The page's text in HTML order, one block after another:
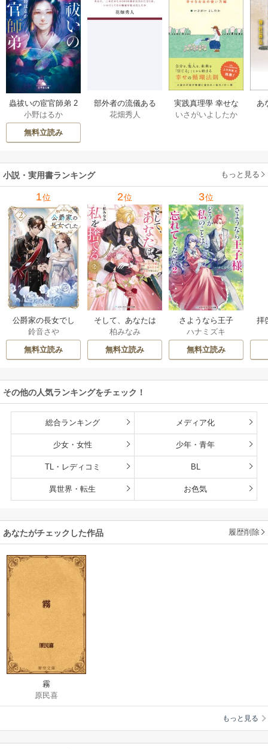
蟲祓いの宦官師弟 2
巻
小野はるか
無料立読み
部外者の流儀ある
日、三木たかしの5
したか 1巻
花畑秀人
実践真理學 幸せな
お金の使い方編 1巻
いさがいよしたか
あ
小説・実用書ランキング もっと見る
1位
公爵家の長女でし
た
鈴音さや
無料立読み
2位
そして、あなたは
私を捨てる
柏みなみ
無料立読み
3位
さようなら王子
様、どうか私のこ
とは忘れてくださ
い
ハナミズキ
無料立読み
拝
その他の人気ランキングをチェック！
総合ランキング メディア化
少女・女性 少年・青年
TL・レディコミ BL
異世界・転生 お色気
あなたがチェックした作品 履歴削除
霧
原民喜
もっと見る